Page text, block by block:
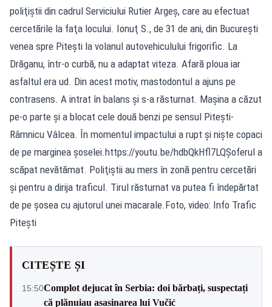
poliţiştii din cadrul Serviciului Rutier Argeş, care au efectuat
cercetările la faţa locului. Ionuţ S., de 31 de ani, din Bucureşti
venea spre Piteşti la volanul autovehiculului frigorific. La
Drăganu, într-o curbă, nu a adaptat viteza. Afară ploua iar
asfaltul era ud. Din acest motiv, mastodontul a ajuns pe
contrasens. A intrat în balans şi s-a răsturnat. Maşina a căzut
pe-o parte şi a blocat cele două benzi pe sensul Piteşti-
Râmnicu Vâlcea. În momentul impactului a rupt şi nişte copaci
de pe marginea şoselei.https://youtu.be/hdbQkHfl7LQŞoferul a
scăpat nevătămat. Poliţiştii au mers în zonă pentru cercetări
şi pentru a dirija traficul. Tirul răsturnat va putea fi îndepărtat
de pe şosea cu ajutorul unei macarale.Foto, video: Info Trafic
Piteşti
CITEȘTE ȘI
15:50Complot dejucat în Serbia: doi bărbați, suspectați
că plănuiau asasinarea lui Vučić